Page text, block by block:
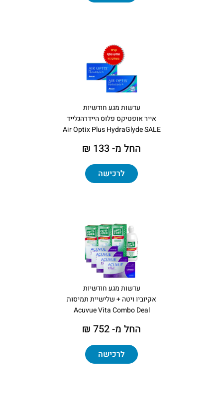
עדשות מגע חודשיות
אייר אופטיקס פלוס היידרהגלייד
Air Optix Plus HydraGlyde SALE
החל מ- 133 ₪
לרכישה
עדשות מגע חודשיות
אקיוביו ויטה + שלישיית תמיסות
Acuvue Vita Combo Deal
החל מ- 752 ₪
לרכישה